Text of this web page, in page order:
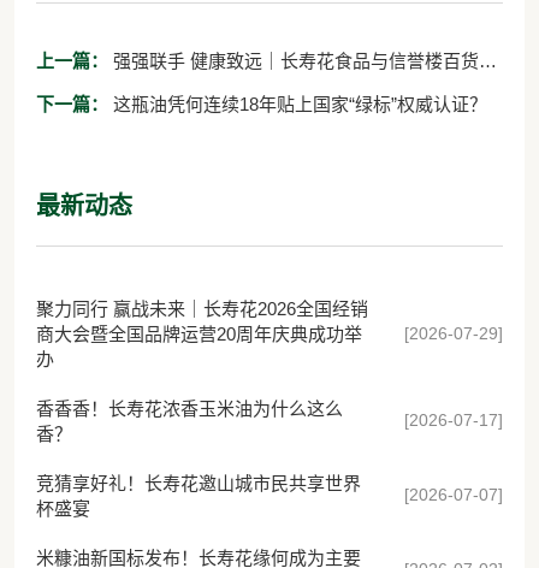
上一篇：
团达成战略合作
下一篇： 这瓶油凭何连续18年贴上国家“绿标”权威认证？
最新动态
聚力同行 赢战未来｜长寿花2026全国经销
商大会暨全国品牌运营20周年庆典成功举
办
[2026-07-29]
香香香！长寿花浓香玉米油为什么这么
香？
[2026-07-17]
竞猜享好礼！长寿花邀山城市民共享世界
杯盛宴
[2026-07-07]
米糠油新国标发布！长寿花缘何成为主要